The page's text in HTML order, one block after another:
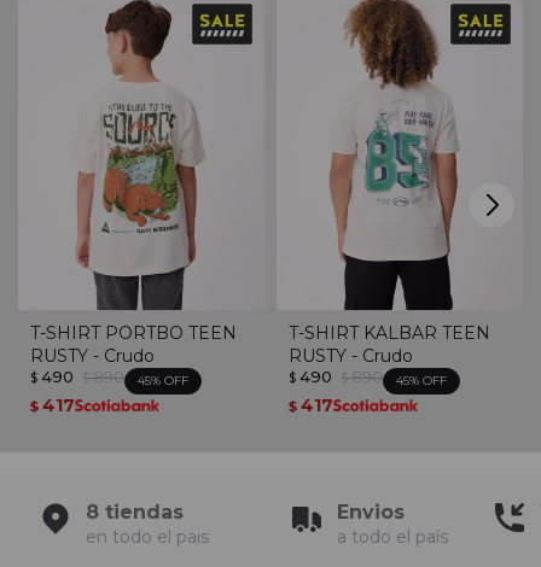
T-SHIRT PORTBO TEEN
RUSTY - Crudo
$ 490 $ 890 45
$ 417
T-SHIRT KALBAR TEEN
RUSTY - Crudo
$ 490 $ 890 45
$ 417
8 tiendas
en todo el pais
Envios
a todo el país